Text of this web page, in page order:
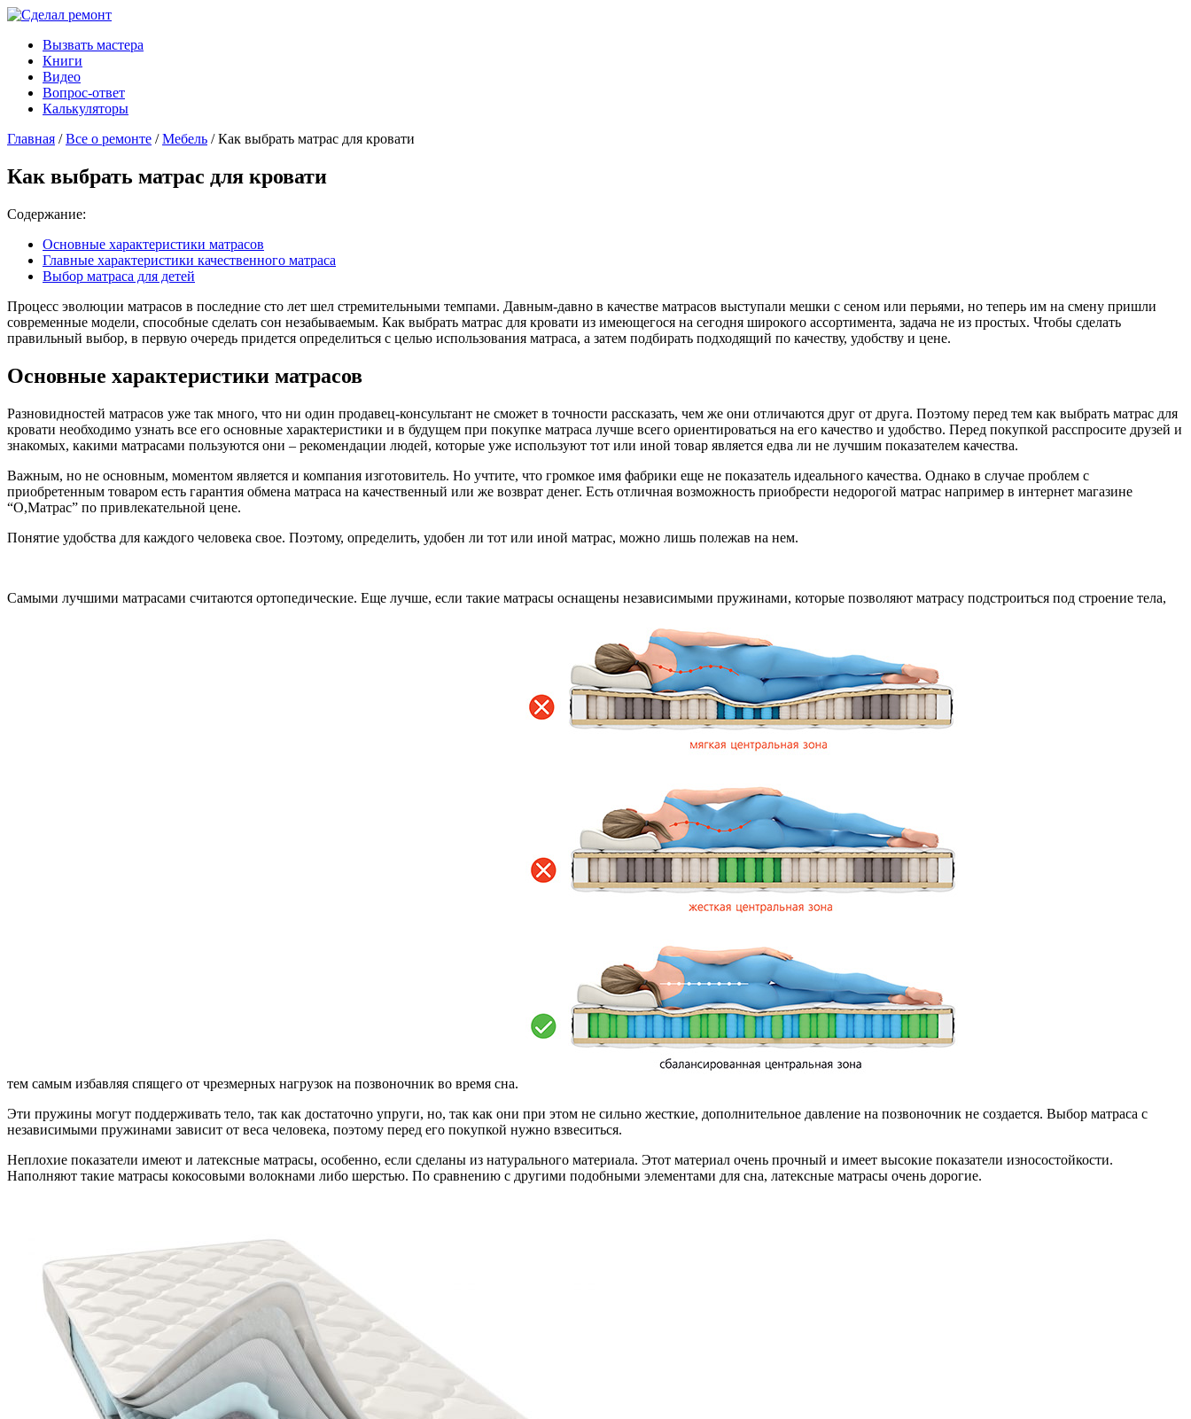
Вызвать мастера
Книги
Видео
Вопрос-ответ
Калькуляторы
Главная /Все о ремонте /Мебель / Как выбрать матрас для кровати
Как выбрать матрас для кровати
Содержание:
Основные характеристики матрасов
Главные характеристики качественного матраса
Выбор матраса для детей
Процесс эволюции матрасов в последние сто лет шел стремительными темпами. Давным-давно в качестве матрасов выступали мешки с сеном или перьями, но теперь им на смену пришли
современные модели, способные сделать сон незабываемым. Как выбрать матрас для кровати из имеющегося на сегодня широкого ассортимента, задача не из простых. Чтобы сделать
правильный выбор, в первую очередь придется определиться с целью использования матраса, а затем подбирать подходящий по качеству, удобству и цене.
Основные характеристики матрасов
Разновидностей матрасов уже так много, что ни один продавец-консультант не сможет в точности рассказать, чем же они отличаются друг от друга. Поэтому перед тем как выбрать матрас для
кровати необходимо узнать все его основные характеристики и в будущем при покупке матраса лучше всего ориентироваться на его качество и удобство. Перед покупкой расспросите друзей и
знакомых, какими матрасами пользуются они – рекомендации людей, которые уже используют тот или иной товар является едва ли не лучшим показателем качества.
Важным, но не основным, моментом является и компания изготовитель. Но учтите, что громкое имя фабрики еще не показатель идеального качества. Однако в случае проблем с
приобретенным товаром есть гарантия обмена матраса на качественный или же возврат денег. Есть отличная возможность приобрести недорогой матрас например в интернет магазине
“О,Матрас” по привлекательной цене.
Понятие удобства для каждого человека свое. Поэтому, определить, удобен ли тот или иной матрас, можно лишь полежав на нем.
Самыми лучшими матрасами считаются ортопедические. Еще лучше, если такие матрасы оснащены независимыми пружинами, которые позволяют матрасу подстроиться под строение тела,
тем самым избавляя спящего от чрезмерных нагрузок на позвоночник во время сна.
Эти пружины могут поддерживать тело, так как достаточно упруги, но, так как они при этом не сильно жесткие, дополнительное давление на позвоночник не создается. Выбор матраса с
независимыми пружинами зависит от веса человека, поэтому перед его покупкой нужно взвеситься.
Неплохие показатели имеют и латексные матрасы, особенно, если сделаны из натурального материала. Этот материал очень прочный и имеет высокие показатели износостойкости.
Наполняют такие матрасы кокосовыми волокнами либо шерстью. По сравнению с другими подобными элементами для сна, латексные матрасы очень дорогие.